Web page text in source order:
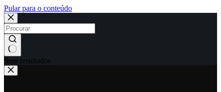
Pular para o conteúdo
Sem resultados